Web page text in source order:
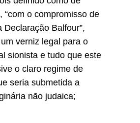
“com o compromisso de
Declaração Balfour”,
verniz legal para o
sionista e tudo que este
o claro regime de
seria submetida a
não judaica;